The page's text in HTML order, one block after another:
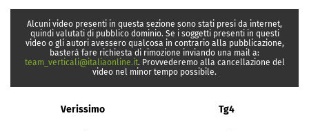
Alcuni video presenti in questa sezione sono stati presi da internet,
quindi valutati di pubblico dominio. Se i soggetti presenti in questi
video o gli autori avessero qualcosa in contrario alla pubblicazione,
basterà fare richiesta di rimozione inviando una mail a:
team_verticali@italiaonline.it. Provvederemo alla cancellazione del
video nel minor tempo possibile.
Verissimo Tg4